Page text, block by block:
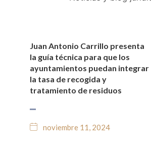
NOTICIAS Y BLOG JURÍDICO
Juan Antonio Carrillo presenta
la guía técnica para que los
ayuntamientos puedan integrar
la tasa de recogida y
tratamiento de residuos
noviembre 11, 2024